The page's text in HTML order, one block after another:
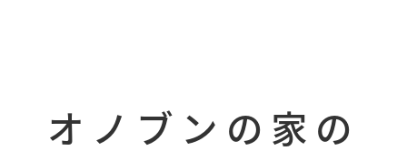
オノブンの家の